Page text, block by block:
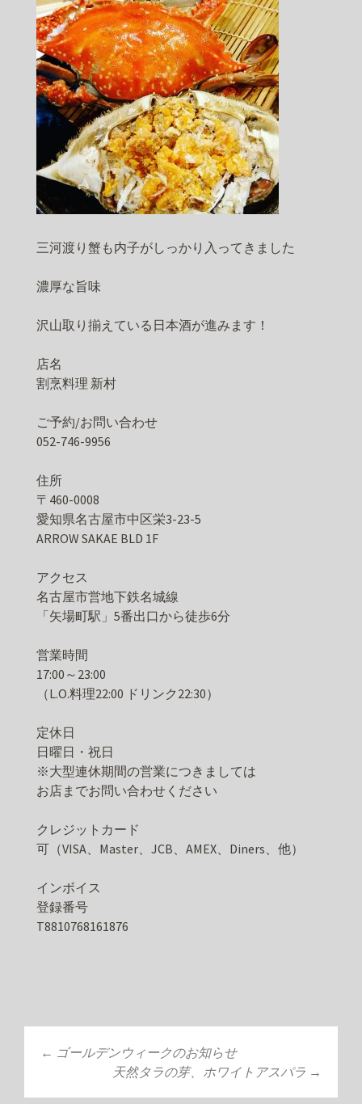
三河渡り蟹も内子がしっかり入ってきました
濃厚な旨味
沢山取り揃えている日本酒が進みます！
店名
割烹料理 新村
ご予約/お問い合わせ
052-746-9956
住所
〒460-0008
愛知県名古屋市中区栄3-23-5
ARROW SAKAE BLD 1F
アクセス
名古屋市営地下鉄名城線
「矢場町駅」5番出口から徒歩6分
営業時間
17:00～23:00
（L.O.料理22:00 ドリンク22:30）
定休日
日曜日・祝日
※大型連休期間の営業につきましては
お店までお問い合わせください
クレジットカード
可（VISA、Master、JCB、AMEX、Diners、他）
インボイス
登録番号
T8810768161876
投稿ナビゲーショ
← ゴールデンウィークのお知らせ
天然タラの芽、ホワイトアスパラ →